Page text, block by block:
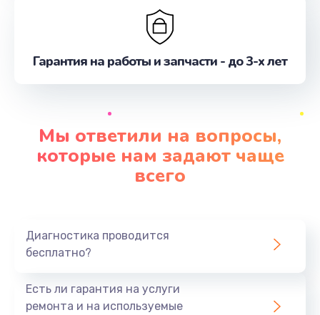
Гарантия на работы и запчасти - до 3-х лет
Мы ответили на вопросы,
которые нам задают чаще
всего
Диагностика проводится
бесплатно?
Есть ли гарантия на услуги
ремонта и на используемые